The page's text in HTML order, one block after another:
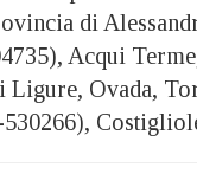
di
Acqui
Ovada,
530266),